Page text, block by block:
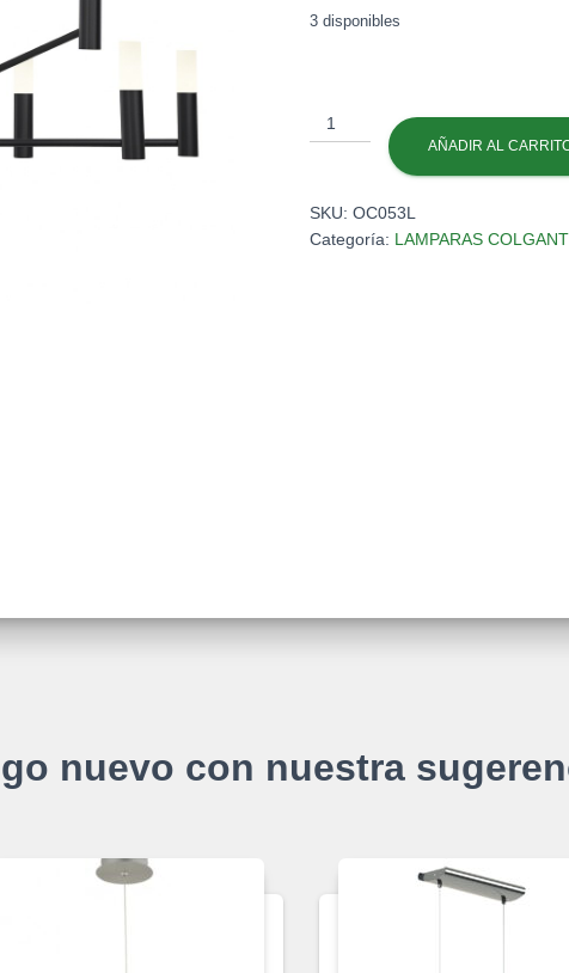
3 disponibles
COLGANTE
27W/1804LM/30K
70686
cantidad
AÑADIR AL
SKU: OC053L
Categoría: LAMPARAS
nuevo con nuestra